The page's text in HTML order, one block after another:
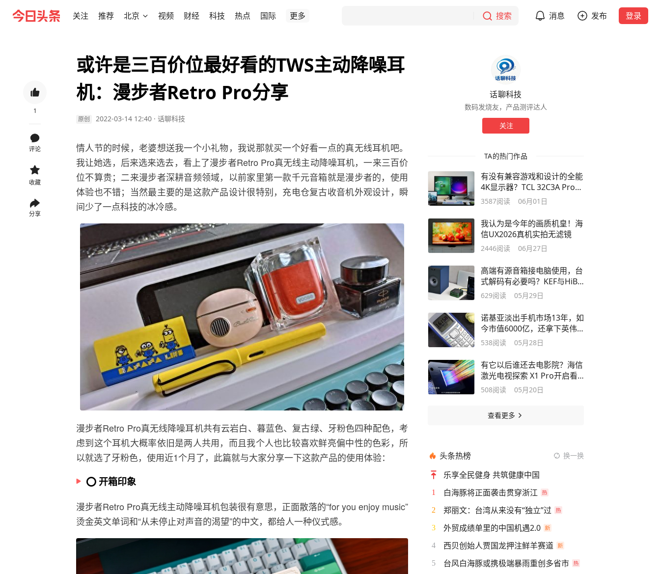
关注 推荐 北京 视频 财经 科技 热点 国际 更多 搜索 消息 发布 登录
1
评论
收藏
分享
或许是三百价位最好看的TWS主动降噪耳
机：漫步者Retro Pro分享
原创 2022-03-14 12:40 · 话聊科技
情人节的时候，老婆想送我一个小礼物，我说那就买一个好看一点的真无线耳机吧。
我让她选，后来选来选去，看上了漫步者Retro Pro真无线主动降噪耳机，一来三百价
位不算贵；二来漫步者深耕音频领域，以前家里第一款千元音箱就是漫步者的，使用
体验也不错；当然最主要的是这款产品设计很特别，充电仓复古收音机外观设计，瞬
间少了一点科技的冰冷感。
漫步者Retro Pro真无线降噪耳机共有云岩白、暮蓝色、复古绿、牙粉色四种配色，考
虑到这个耳机大概率依旧是两人共用，而且我个人也比较喜欢鲜亮偏中性的色彩，所
以就选了牙粉色，使用近1个月了，此篇就与大家分享一下这款产品的使用体验：
⭕️ 开箱印象
漫步者Retro Pro真无线主动降噪耳机包装很有意思，正面散落的“for you enjoy music”
烫金英文单词和“从未停止对声音的渴望”的中文，都给人一种仪式感。
话聊科技
数码发烧友，产品测评达人
关注
TA的热门作品
有没有兼容游戏和设计的全能
4K显示器？TCL 32C3A Pro就
能满足！
3587阅读 06月01日
我认为是今年的画质机皇！海
信UX2026真机实拍无滤镜
2446阅读 06月27日
高端有源音箱接电脑使用，台
式解码有必要吗？KEF与HiBy
实测解答
629阅读 05月29日
诺基亚淡出手机市场13年，如
今市值6000亿，还拿下英伟
达10亿投资
538阅读 05月28日
有它以后谁还去电影院？海信
激光电视探索 X1 Pro开启看
电影新境界
508阅读 05月20日
查看更多
头条热榜 换一换
乐享全民健身 共筑健康中国
1 白海豚将正面袭击贯穿浙江
2 郑丽文：台湾从来没有“独立”过
3 外贸成绩单里的中国机遇2.0
4 西贝创始人贾国龙押注鲜羊赛道
5 台风白海豚或携极端暴雨重创多省市